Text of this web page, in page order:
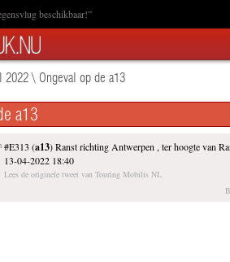
beschikbaar!”
2022\ Ongeval op de a13
a13
#E313 (a13) Ranst richting Antwerpen , ter hoogte van
13-04-2022 18:40
Lees de originele tweet van Touring Mobilis NL